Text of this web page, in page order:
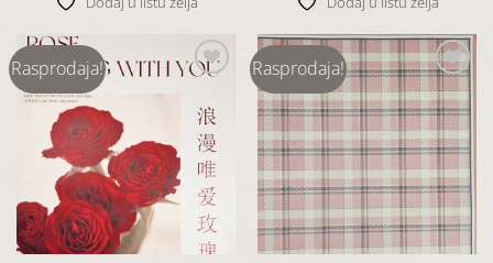
Rasprodaja!
Dodaj
u listu
želja
Rasprodaja!
Dodaj
u listu
želja